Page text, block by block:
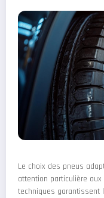
Le choix des pneus
attention particulière
techniques garantissent